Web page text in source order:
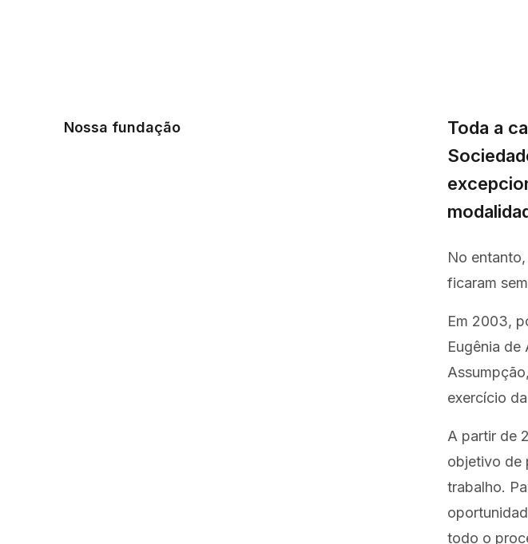
Nossa fundação
Toda a
No
ficaram
Em 2003,
Eugênia de
exercício
A partir de
objetivo de
trabalho.
todo o